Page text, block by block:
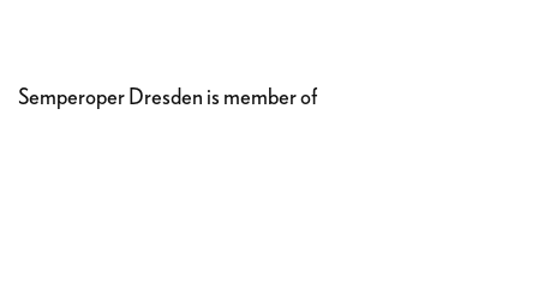
Semperoper Dresden is member of